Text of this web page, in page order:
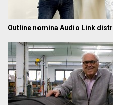
Outline nomina Audio Link